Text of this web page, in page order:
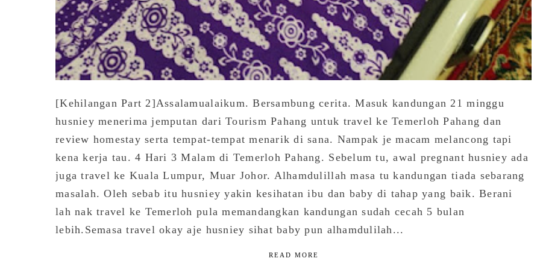
[Kehilangan Part 2]Assalamualaikum. Bersambung cerita. Masuk kandungan 21 minggu
husniey menerima jemputan dari Tourism Pahang untuk travel ke Temerloh Pahang dan
review homestay serta tempat-tempat menarik di sana. Nampak je macam melancong tapi
kena kerja tau. 4 Hari 3 Malam di Temerloh Pahang. Sebelum tu, awal pregnant husniey ada
juga travel ke Kuala Lumpur, Muar Johor. Alhamdulillah masa tu kandungan tiada sebarang
masalah. Oleh sebab itu husniey yakin kesihatan ibu dan baby di tahap yang baik. Berani
lah nak travel ke Temerloh pula memandangkan kandungan sudah cecah 5 bulan
lebih.Semasa travel okay aje husniey sihat baby pun alhamdulilah...
READ MORE